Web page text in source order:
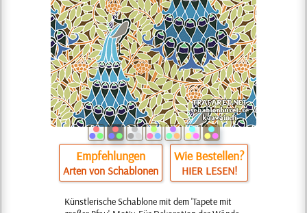
Empfehlungen
Arten von Schablonen
Wie Bestellen?
HIER LESEN!
Künstlerische Schablone mit dem 'Tapete mit